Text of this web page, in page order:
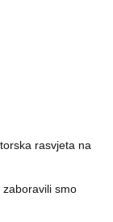
rasvjeta na
smo